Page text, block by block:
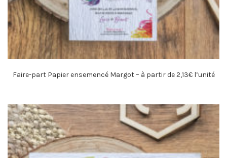
Faire-part Papier ensemencé Margot – à partir de 2,13€ l’unité